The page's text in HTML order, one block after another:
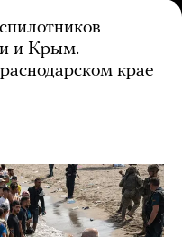
и Крым.
крае